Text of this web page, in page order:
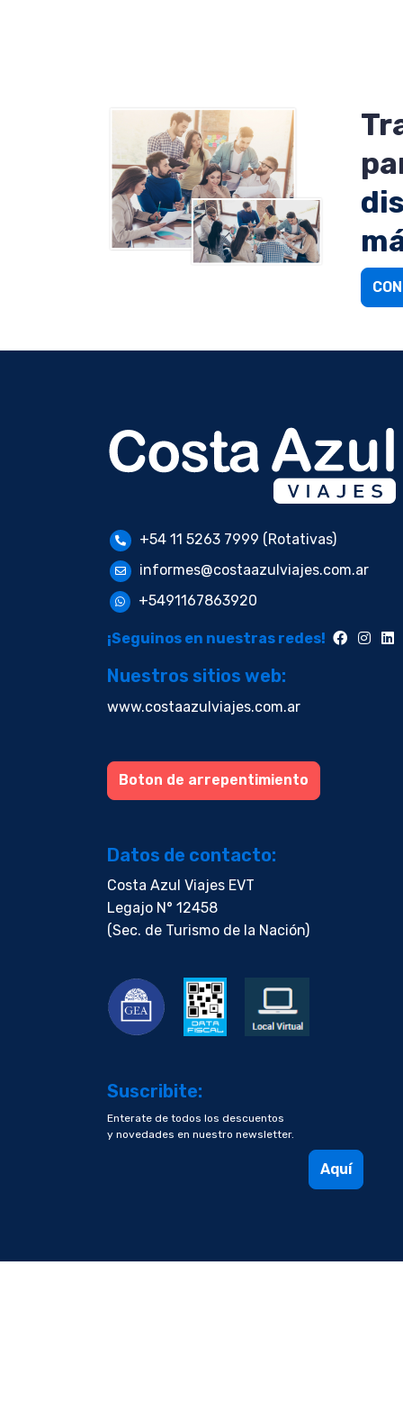
+54 11 5263 7999 (Rotativas)
informes@costaazulviajes.com.ar
+5491167863920
¡Seguinos en nuestras redes!
Nuestros sitios web:
www.costaazulviajes.com.ar
Boton de arrepentimiento
Datos de contacto:
Costa Azul Viajes EVT
Legajo N° 12458
(Sec. de Turismo de la Nación)
Suscribite:
Enterate de todos los descuentos
y novedades en nuestro newsletter.
Aquí